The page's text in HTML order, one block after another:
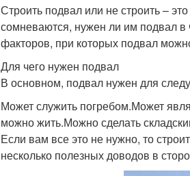
Строить подвал или не строить –
сомневаются, нужен ли им подвал в
факторов, при которых подвал
Для чего нужен подвал
В основном, подвал нужен для
Может служить погребом.Может
можно жить.Можно сделать
Если вам все это не нужно, то
несколько полезных доводов в